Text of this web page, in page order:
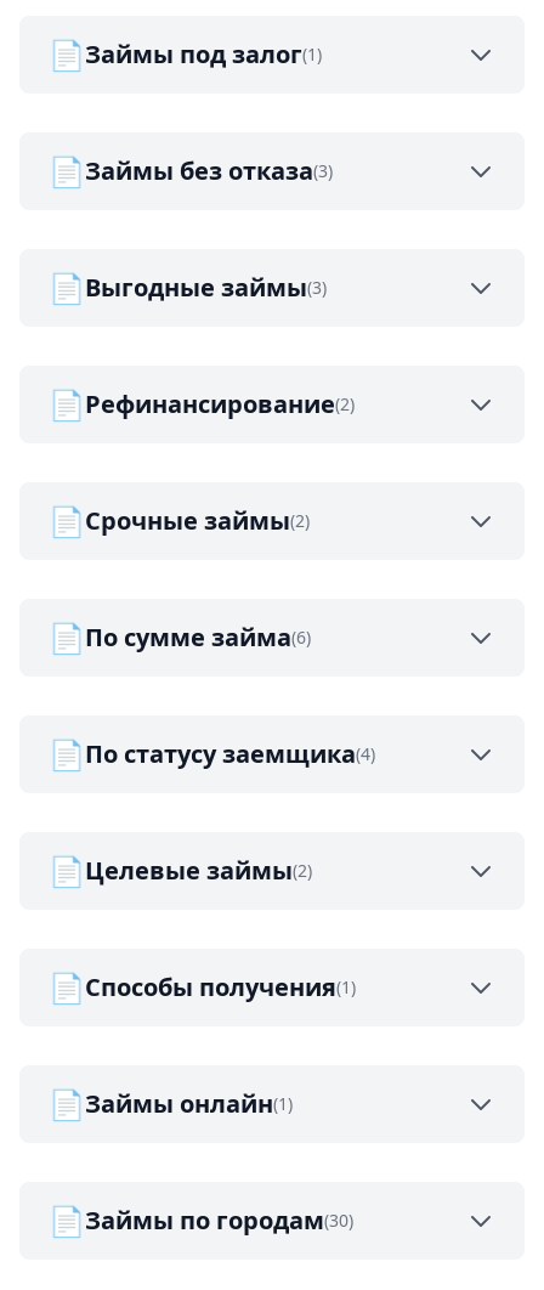
📄Займы под залог(1)
📄Займы без отказа(3)
📄Выгодные займы(3)
📄Рефинансирование(2)
📄Срочные займы(2)
📄По сумме займа(6)
📄По статусу заемщика(4)
📄Целевые займы(2)
📄Способы получения(1)
📄Займы онлайн(1)
📄Займы по городам(30)